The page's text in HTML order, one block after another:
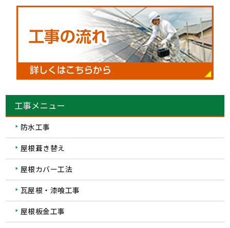
工事メニュー
防水工事
屋根葺き替え
屋根カバー工法
瓦屋根・漆喰工事
屋根板金工事